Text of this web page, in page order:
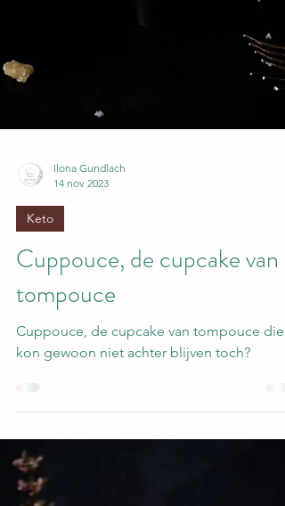
Ilona Gundlach
14 nov 2023
Cuppouce, de cupcake van
tompouce
Cuppouce, de cupcake van tompouce die
kon gewoon niet achter blijven toch?